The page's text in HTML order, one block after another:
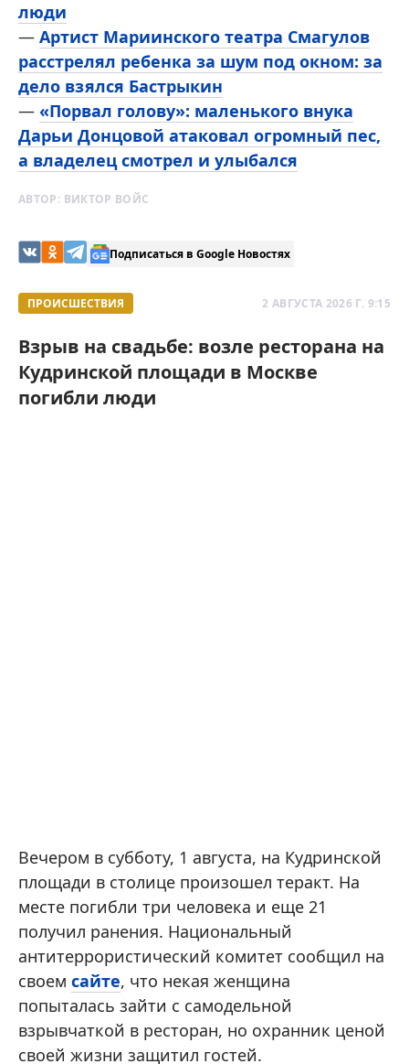
люди
— Артист Мариинского театра Смагулов
расстрелял ребенка за шум под окном: за
дело взялся Бастрыкин
— «Порвал голову»: маленького внука
Дарьи Донцовой атаковал огромный пес,
а владелец смотрел и улыбался
АВТОР: ВИКТОР ВОЙС
Подписаться в Google Новостях
ПРОИСШЕСТВИЯ 2 АВГУСТА 2026 Г. 9:15
Взрыв на свадьбе: возле ресторана на
Кудринской площади в Москве
погибли люди
Вечером в субботу, 1 августа, на Кудринской
площади в столице произошел теракт. На
месте погибли три человека и еще 21
получил ранения. Национальный
антитеррористический комитет сообщил на
своем сайте, что некая женщина
попыталась зайти с самодельной
взрывчаткой в ресторан, но охранник ценой
своей жизни защитил гостей.